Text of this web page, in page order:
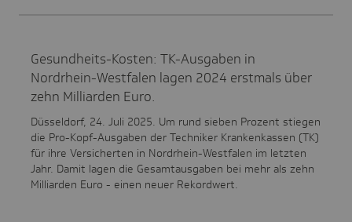
Gesundheits-Kosten: TK-Ausgaben in
Nordrhein-Westfalen lagen 2024 erstmals über
zehn Milliarden Euro.
Düsseldorf, 24. Juli 2025. Um rund sieben Prozent stiegen
die Pro-Kopf-Ausgaben der Techniker Krankenkassen (TK)
für ihre Versicherten in Nordrhein-Westfalen im letzten
Jahr. Damit lagen die Gesamtausgaben bei mehr als zehn
Milliarden Euro - einen neuer Rekordwert.